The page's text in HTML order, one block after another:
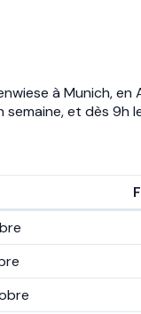
à Munich, en
et dès 9h